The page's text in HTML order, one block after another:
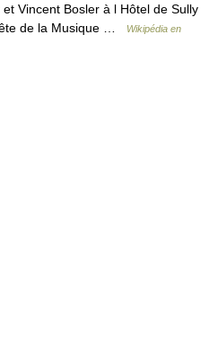
Vincent Bosler à l Hôtel de Sully
de la Musique …
Wikipédia en